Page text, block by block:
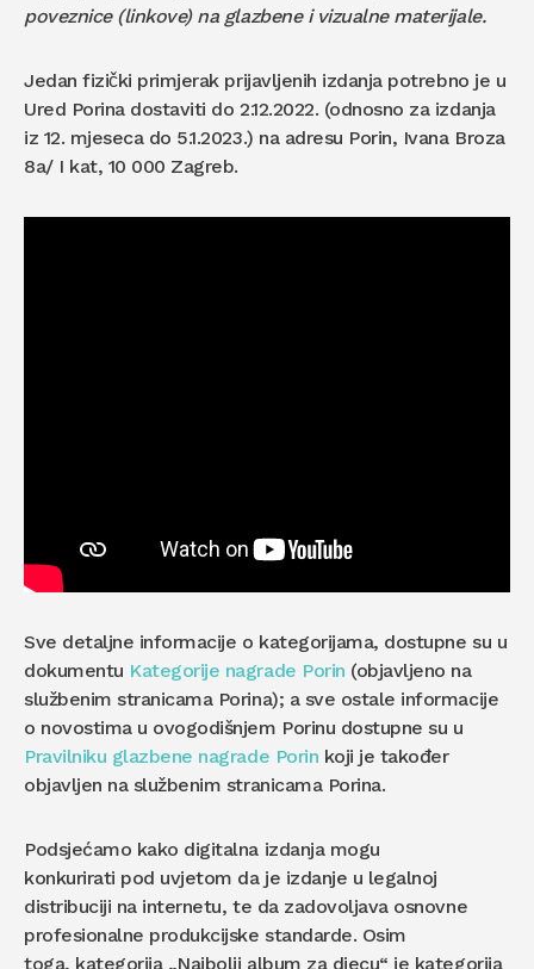
poveznice (linkove) na glazbene i vizualne materijale.
Jedan fizički primjerak prijavljenih izdanja potrebno je u
Ured Porina dostaviti do 2.12.2022. (odnosno za izdanja
iz 12. mjeseca do 5.1.2023.) na adresu Porin, Ivana Broza
8a/ I kat, 10 000 Zagreb.
Sve detaljne informacije o kategorijama, dostupne su u
dokumentu Kategorije nagrade Porin (objavljeno na
službenim stranicama Porina); a sve ostale informacije
o novostima u ovogodišnjem Porinu dostupne su u
Pravilniku glazbene nagrade Porin koji je također
objavljen na službenim stranicama Porina.
Podsjećamo kako digitalna izdanja mogu
konkurirati pod uvjetom da je izdanje u legalnoj
distribuciji na internetu, te da zadovoljava osnovne
profesionalne produkcijske standarde. Osim
toga, kategorija „Najbolji album za djecu“ je kategorija